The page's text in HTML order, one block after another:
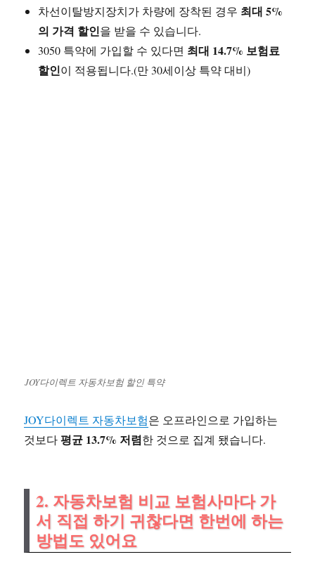
차선이탈방지장치가 차량에 장착된 경우 최대 5%
의 가격 할인을 받을 수 있습니다.
3050 특약에 가입할 수 있다면 최대 14.7% 보험료
할인이 적용됩니다.(만 30세이상 특약 대비)
JOY다이렉트 자동차보험 할인 특약
JOY다이렉트 자동차보험은 오프라인으로 가입하는
것보다평균 13.7% 저렴한 것으로 집계 됐습니다.
2. 자동차보험 비교 보험사마다 가
서 직접 하기 귀찮다면 한번에 하는
방법도 있어요